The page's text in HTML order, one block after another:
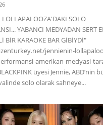
LOLLAPALOOZA'DAKİ SOLO
YABANCI MEDYADAN SERT
BİR KARAOKE BAR GİBİYDİ"
jennienin-
amerikan-medyasi-
üyesi Jennie, ABD’nin
solo olarak sahneye...